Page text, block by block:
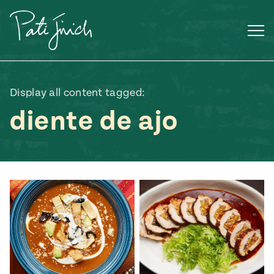
contenido
Display all content tagged:
diente de ajo